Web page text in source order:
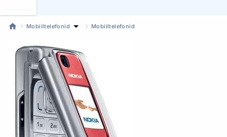
Mobiiltelefonid Mobiiltelefonid